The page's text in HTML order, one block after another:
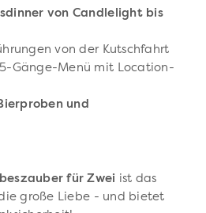
von Candlelight bis
von der Kutschfahrt
Gänge-Menü mit Location-
und
für Zwei ist das
große Liebe - und bietet